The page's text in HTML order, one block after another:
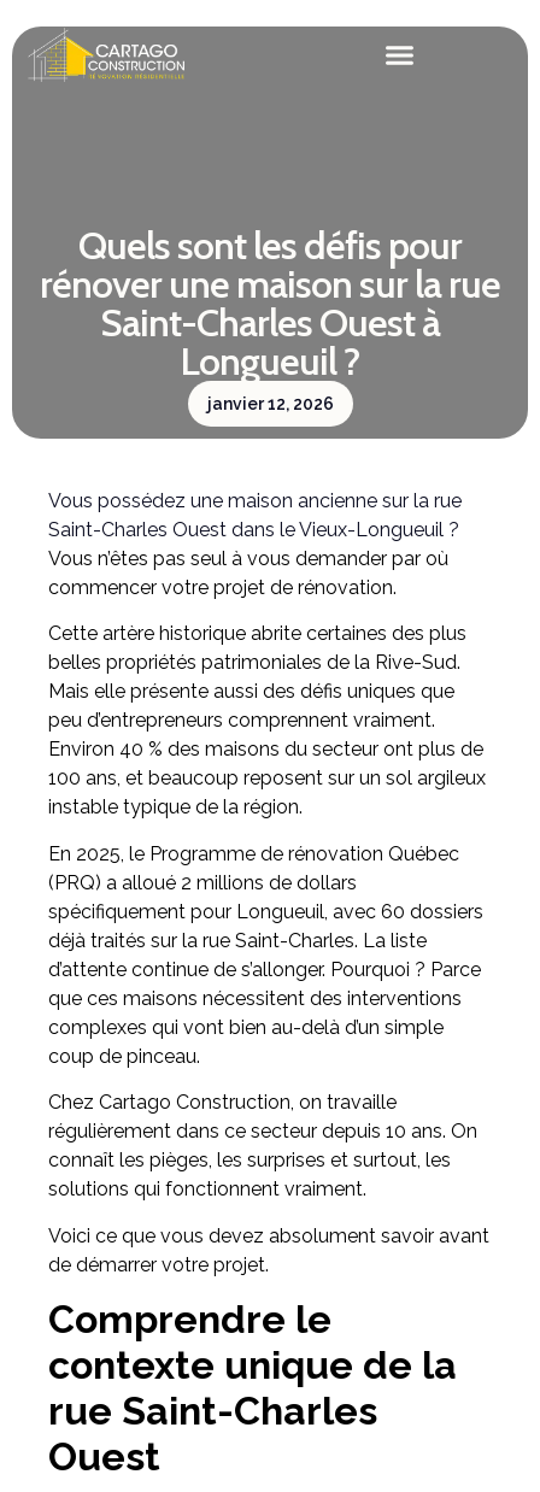
Quels sont les défis pour
rénover une maison sur la rue
Saint-Charles Ouest à
Longueuil ?
janvier 12, 2026
Vous possédez une maison ancienne sur la rue
Saint-Charles Ouest dans le Vieux-Longueuil ?
Vous n’êtes pas seul à vous demander par où
commencer votre projet de rénovation.
Cette artère historique abrite certaines des plus
belles propriétés patrimoniales de la Rive-Sud.
Mais elle présente aussi des défis uniques que
peu d’entrepreneurs comprennent vraiment.
Environ 40 % des maisons du secteur ont plus de
100 ans, et beaucoup reposent sur un sol argileux
instable typique de la région.
En 2025, le Programme de rénovation Québec
(PRQ) a alloué 2 millions de dollars
spécifiquement pour Longueuil, avec 60 dossiers
déjà traités sur la rue Saint-Charles. La liste
d’attente continue de s’allonger. Pourquoi ? Parce
que ces maisons nécessitent des interventions
complexes qui vont bien au-delà d’un simple
coup de pinceau.
Chez Cartago Construction, on travaille
régulièrement dans ce secteur depuis 10 ans. On
connaît les pièges, les surprises et surtout, les
solutions qui fonctionnent vraiment.
Voici ce que vous devez absolument savoir avant
de démarrer votre projet.
Comprendre le
contexte unique de la
rue Saint-Charles
Ouest